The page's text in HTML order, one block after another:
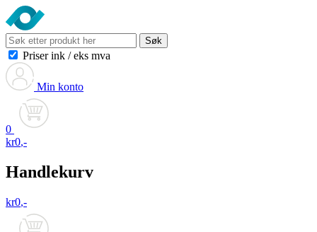
Søk
Priser ink / eks mva
Min konto
0
kr0,-
Handlekurv
kr0,-